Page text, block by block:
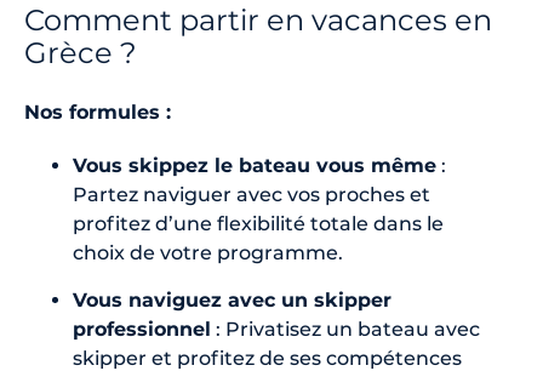
Comment partir en vacances en
Grèce ?
Nos formules :
Vous skippez le bateau vous même :
Partez naviguer avec vos proches et
profitez d’une flexibilité totale dans le
choix de votre programme.
Vous naviguez avec un skipper
professionnel : Privatisez un bateau avec
skipper et profitez de ses compétences